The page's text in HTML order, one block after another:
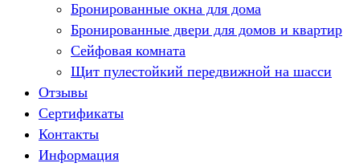
Бронированные окна для дома
Бронированные двери для домов и квартир
Сейфовая комната
Щит пулестойкий передвижной на шасси
Отзывы
Сертификаты
Контакты
Информация